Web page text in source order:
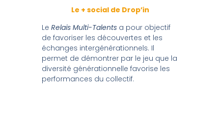
Le + social de Drop’in
Le Relais Multi-Talentsa pour objectif
de favoriser les découvertes et les
échanges intergénérationnels. Il
permet de démontrer par le jeu que la
diversité générationnelle favorise les
performances du collectif.